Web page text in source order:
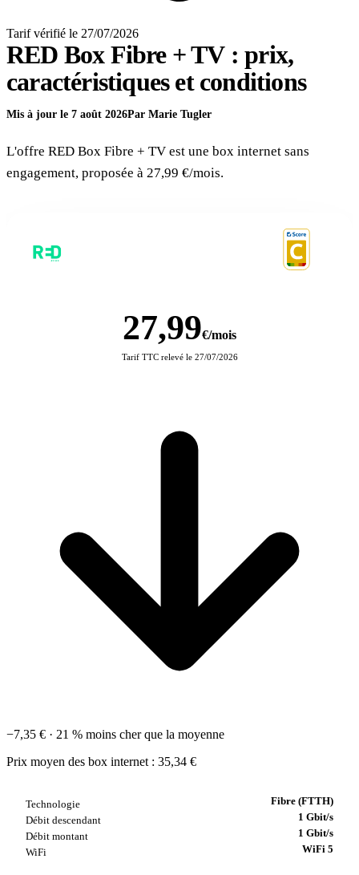
Tarif vérifié le 27/07/2026
RED Box Fibre + TV : prix,
caractéristiques et conditions
Mis à jour le 7 août 2026Par Marie Tugler
L'offre RED Box Fibre + TV est une box internet sans
engagement, proposée à 27,99 €/mois.
27,99€/mois
Tarif TTC relevé le 27/07/2026
−7,35 € · 21 % moins cher que la moyenne
Prix moyen des box internet : 35,34 €
Technologie
Fibre (FTTH)
Débit descendant
1 Gbit/s
Débit montant
1 Gbit/s
WiFi
WiFi 5